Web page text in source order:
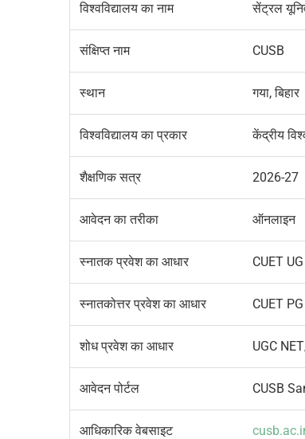
विश्वविद्यालय का नाम सेंट्रल
संक्षिप्त नाम CUSB
स्थान गया, बिहार
विश्वविद्यालय का प्रकार केंद्रीय
शैक्षणिक सत्र 2026-27
आवेदन का तरीका ऑनलाइन
स्नातक प्रवेश का आधार CUET
स्नातकोत्तर प्रवेश का आधार CUET
शोध प्रवेश का आधार UGC
आवेदन पोर्टल CUSB
आधिकारिक वेबसाइट